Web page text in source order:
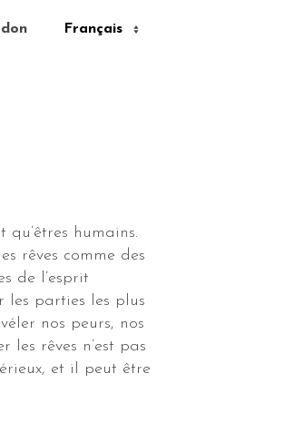
qu’êtres humains.
rêves comme des
de l’esprit
les parties les plus
nos peurs, nos
les rêves n’est pas
et il peut être